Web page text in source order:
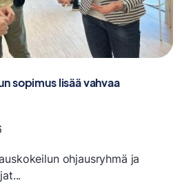
sopimus lisää vahvaa
ohjausryhmä ja